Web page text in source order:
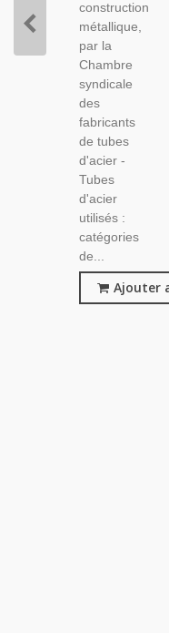
construction
métallique,
par la
Chambre
syndicale
des
fabricants
de tubes
d'acier -
Tubes
d'acier
utilisés :
catégories
de...
Ajouter